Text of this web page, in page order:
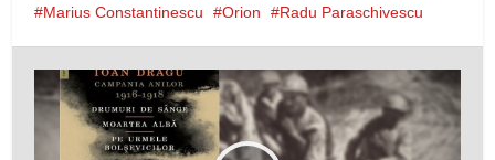
Marius Constantinescu
Orion Radu Paraschivescu